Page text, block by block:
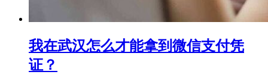
我在武汉怎么才能拿到微信支付凭
证？